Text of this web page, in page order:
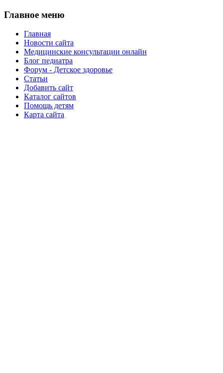
Главное меню
Главная
Новости сайта
Медицинские консультации онлайн
Блог педиатра
Форум - Детское здоровье
Статьи
Добавить сайт
Каталог сайтов
Помощь детям
Карта сайта